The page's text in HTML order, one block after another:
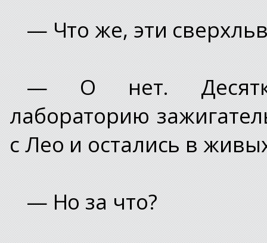
— Что же, эти
— О нет. Десятки
лабораторию
с Лео и остались в
— Но за что?